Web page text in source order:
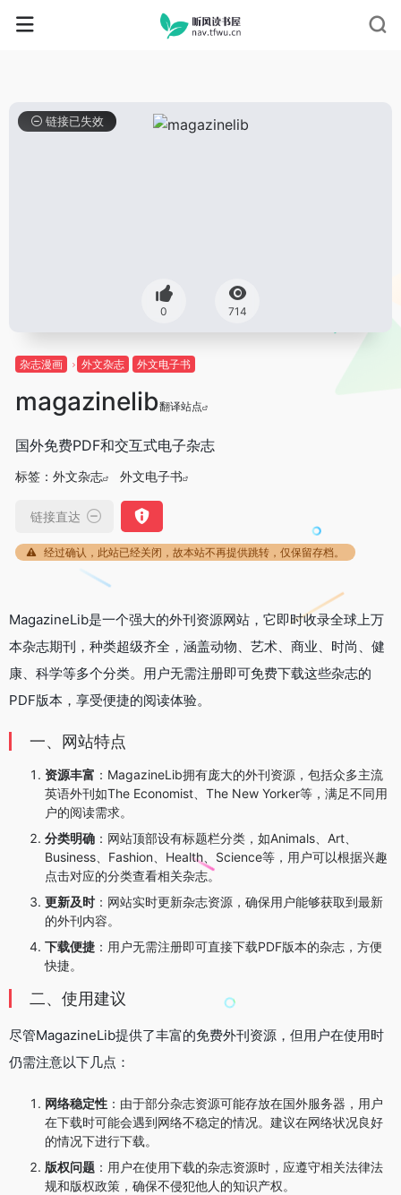
0 714
链接已失效
杂志漫画 外文杂志 外文电子书
magazinelib翻译站点
国外免费PDF和交互式电子杂志
标签： 外文杂志 外文电子书
链接直达
经过确认，此站已经关闭，故本站不再提供跳转，仅保留存档。
MagazineLib是一个强大的外刊资源网站，它即时收录全球上万
本杂志期刊，种类超级齐全，涵盖动物、艺术、商业、时尚、健
康、科学等多个分类。用户无需注册即可免费下载这些杂志的
PDF版本，享受便捷的阅读体验。
一、网站特点
资源丰富 ：MagazineLib拥有庞大的外刊资源，包括众多主流
英语外刊如The Economist、The New Yorker等，满足不同用
户的阅读需求。
分类明确 ：网站顶部设有标题栏分类，如Animals、Art、
Business、Fashion、Health、Science等，用户可以根据兴趣
点击对应的分类查看相关杂志。
更新及时 ：网站实时更新杂志资源，确保用户能够获取到最新
的外刊内容。
下载便捷 ：用户无需注册即可直接下载PDF版本的杂志，方便
快捷。
二、使用建议
尽管MagazineLib提供了丰富的免费外刊资源，但用户在使用时
仍需注意以下几点：
网络稳定性 ：由于部分杂志资源可能存放在国外服务器，用户
在下载时可能会遇到网络不稳定的情况。建议在网络状况良好
的情况下进行下载。
版权问题 ：用户在使用下载的杂志资源时，应遵守相关法律法
规和版权政策，确保不侵犯他人的知识产权。